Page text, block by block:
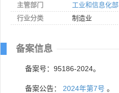
主管部门
工业和信息化部
行业分类
制造业
备案信息
备案号：95186-2024。
备案公告： 2024年第7号 。